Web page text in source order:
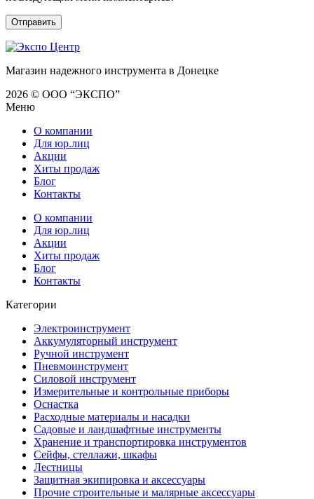
Магазин надежного инструмента в Донецке
2026 © ООО “ЭКСПО”
Меню
О компании
Для юр.лиц
Акции
Хиты продаж
Блог
Контакты
О компании
Для юр.лиц
Акции
Хиты продаж
Блог
Контакты
Категории
Электроинструмент
Аккумуляторный инструмент
Ручной инструмент
Пневмоинструмент
Силовой инструмент
Измерительные и контрольные приборы
Оснастка
Расходные материалы и насадки
Садовые и ландшафтные инструменты
Хранение и транспортировка инструментов
Сейфы, стеллажи, шкафы
Лестницы
Защитная экипировка и аксессуары
Прочие строительные и малярные аксессуары